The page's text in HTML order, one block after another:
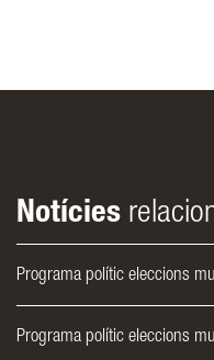
Notícies
Programa polític eleccions
Programa polític eleccions